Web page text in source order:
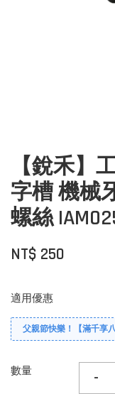
【銳禾】
字槽 機械
螺絲
NT$ 250
適用優惠
父親節快樂！【滿千享
數量 -